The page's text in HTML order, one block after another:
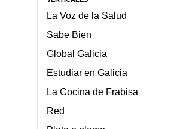
La Voz de la Salud
Sabe Bien
Global Galicia
Estudiar en Galicia
La Cocina de Frabisa
Red